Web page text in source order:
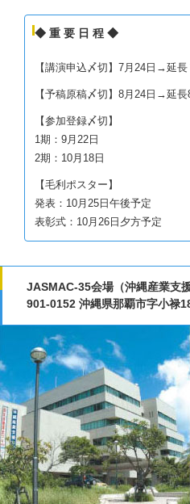
◆ 重 要 日 程 ◆
【講演申込〆切】7月24日→延長
【予稿原稿〆切】8月24日→延長
【参加登録〆切】
1期：9月22日
2期：10月18日
【毛利ポスター】
発表：10月25日午後予定
表彰式：10月26日夕方予定
JASMAC-35会場（沖縄
901-0152 沖縄県那覇市字小禄